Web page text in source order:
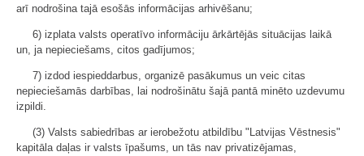
arī nodrošina tajā esošās informācijas arhivēšanu;
6) izplata valsts operatīvo informāciju ārkārtējās situācijas laikā
un, ja nepieciešams, citos gadījumos;
7) izdod iespieddarbus, organizē pasākumus un veic citas
nepieciešamās darbības, lai nodrošinātu šajā pantā minēto uzdevumu
izpildi.
(3) Valsts sabiedrības ar ierobežotu atbildību "Latvijas Vēstnesis"
kapitāla daļas ir valsts īpašums, un tās nav privatizējamas,